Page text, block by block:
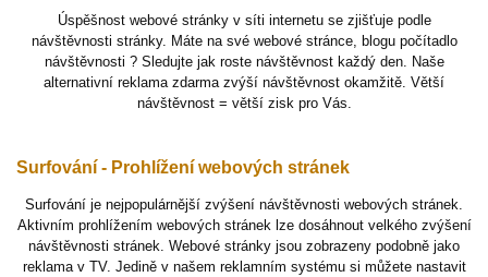
Úspěšnost webové stránky v síti internetu se zjišťuje podle
návštěvnosti stránky. Máte na své webové stránce, blogu počítadlo
návštěvnosti ? Sledujte jak roste návštěvnost každý den. Naše
alternativní reklama zdarma zvýší návštěvnost okamžitě. Větší
návštěvnost = větší zisk pro Vás.
Surfování - Prohlížení webových stránek
Surfování je nejpopulárnější zvýšení návštěvnosti webových stránek.
Aktivním prohlížením webových stránek lze dosáhnout velkého zvýšení
návštěvnosti stránek. Webové stránky jsou zobrazeny podobně jako
reklama v TV. Jedině v našem reklamním systému si můžete nastavit